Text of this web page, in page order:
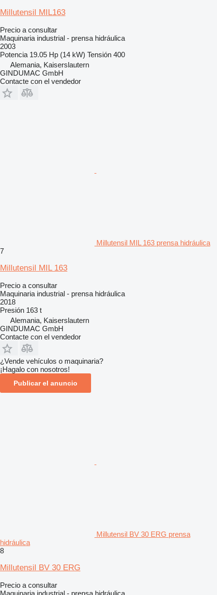
Millutensil MIL163
Precio a consultar
Maquinaria industrial - prensa hidráulica
2003
Potencia 19.05 Hp (14 kW) Tensión 400
Alemania, Kaiserslautern
GINDUMAC GmbH
Contacte con el vendedor
Millutensil MIL 163 prensa hidráulica
7
Millutensil MIL 163
Precio a consultar
Maquinaria industrial - prensa hidráulica
2018
Presión 163 t
Alemania, Kaiserslautern
GINDUMAC GmbH
Contacte con el vendedor
¿Vende vehículos o maquinaria?
¡Hagalo con nosotros!
Publicar el anuncio
Millutensil BV 30 ERG prensa
hidráulica
8
Millutensil BV 30 ERG
Precio a consultar
Maquinaria industrial - prensa hidráulica